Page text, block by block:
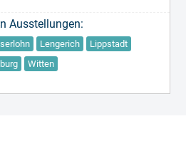
Ausstellungen:
Lengerich
Lippstadt
Witten